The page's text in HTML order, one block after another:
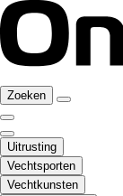
Zoeken
Uitrusting
Vechtsporten
Vechtkunsten